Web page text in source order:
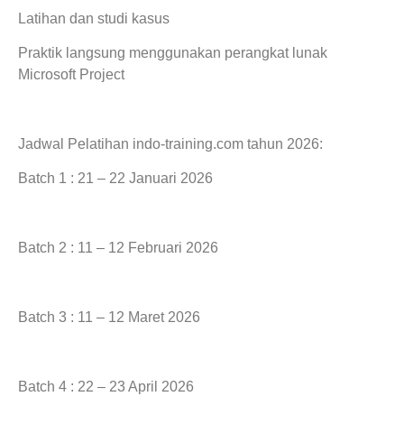
Latihan dan studi kasus
Praktik langsung menggunakan perangkat lunak
Microsoft Project
Jadwal Pelatihan indo-training.com tahun 2026:
Batch 1 : 21 – 22 Januari 2026
Batch 2 : 11 – 12 Februari 2026
Batch 3 : 11 – 12 Maret 2026
Batch 4 : 22 – 23 April 2026